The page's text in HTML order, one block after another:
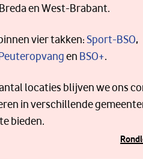
en West-Brabant.
vier takken: Sport-BSO,
en BSO+.
locaties blijven we ons
in verschillende
bieden.